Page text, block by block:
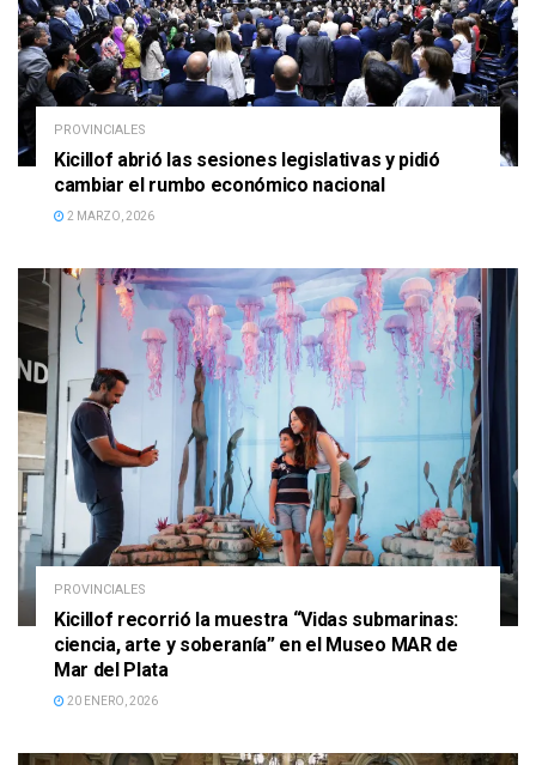
PROVINCIALES
Kicillof abrió las sesiones legislativas y pidió
cambiar el rumbo económico nacional
2 MARZO, 2026
PROVINCIALES
Kicillof recorrió la muestra “Vidas submarinas:
ciencia, arte y soberanía” en el Museo MAR de
Mar del Plata
20 ENERO, 2026